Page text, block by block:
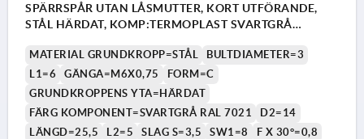
SPÄRRSPÅR UTAN LÅSMUTTER, KORT UTFÖRANDE,
STÅL HÄRDAT, KOMP:TERMOPLAST SVARTGRÅ
MATERIAL GRUNDKROPP=STÅL
BULTDIAMETER=3
L1=6
GÄNGA=M6X0,75
FORM=C
GRUNDKROPPENS YTA=HÄRDAT
FÄRG KOMPONENT=SVARTGRÅ RAL 7021
D2=14
LÄNGD=25,5
L2=5 SLAG S=3,5 SW1=8
F X 30°=0,8